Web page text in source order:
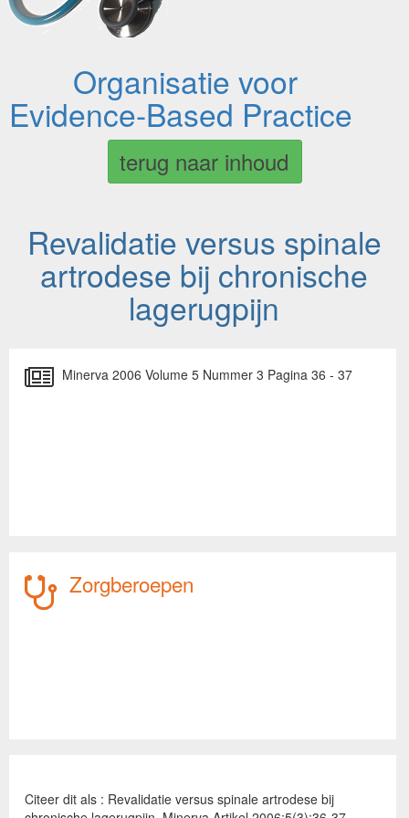
Organisatie voor
Evidence-Based Practice
terug naar inhoud
Revalidatie versus spinale
artrodese bij chronische
lagerugpijn
Minerva 2006 Volume 5 Nummer 3 Pagina 36 - 37
Zorgberoepen
Citeer dit als : Revalidatie versus spinale artrodese bij